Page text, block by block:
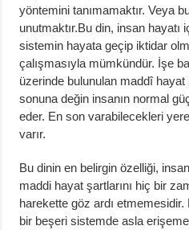
yöntemini tanımamaktır. Veya
unutmaktır.Bu din, insan hayatı
sistemin hayata geçip iktidar
çalışmasıyla mümkündür. İşe
üzerinde bulunulan maddî
sonuna değin insanın normal
eder. En son varabilecekleri
varır.
Bu dinin en belirgin özelliği,
maddi hayat şartlarını hiç bir
harekette göz ardı
bir beşeri sistemde asla